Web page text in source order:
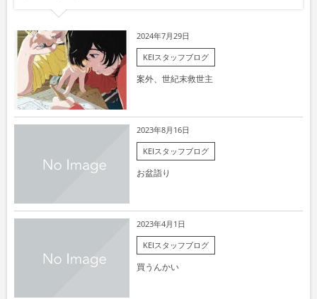
2024年7月29日
KEIスタッフブログ
案外、世紀末救世主
2023年8月16日
KEIスタッフブログ
お盆詣り
2023年4月1日
KEIスタッフブログ
買うんかい